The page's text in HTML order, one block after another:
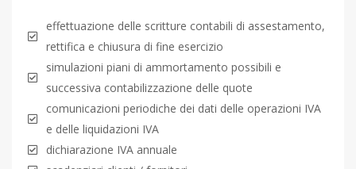
effettuazione delle scritture contabili di assestamento,
rettifica e chiusura di fine esercizio
simulazioni piani di ammortamento possibili e
successiva contabilizzazione delle quote
comunicazioni periodiche dei dati delle operazioni IVA
e delle liquidazioni IVA
dichiarazione IVA annuale